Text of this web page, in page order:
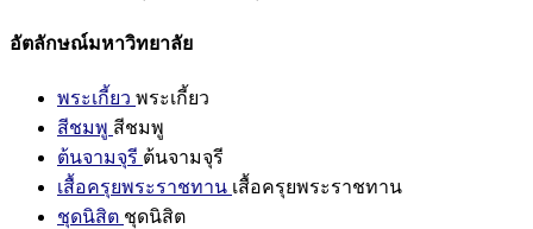
อัตลักษณ์มหาวิทยาลัย
พระเกี้ยว พระเกี้ยว
สีชมพู สีชมพู
ต้นจามจุรี ต้นจามจุรี
เสื้อครุยพระราชทาน เสื้อครุยพระราชทาน
ชุดนิสิต ชุดนิสิต